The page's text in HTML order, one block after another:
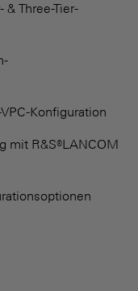
& Three-Tier-
Konfigura­tion
mit R&S®LANCOM